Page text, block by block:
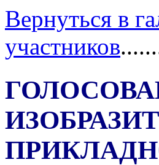
Вернуться в
участников